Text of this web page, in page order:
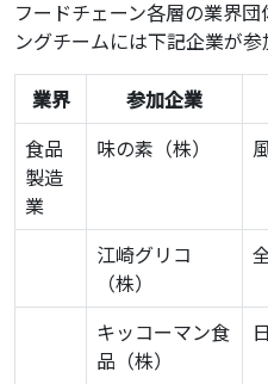
フードチェーン各層の業界
ングチームには下記企業が参
業界 参加企業
食品
製造
業
味の素（株）
江崎グリコ
（株）
キッコーマン食
品（株）